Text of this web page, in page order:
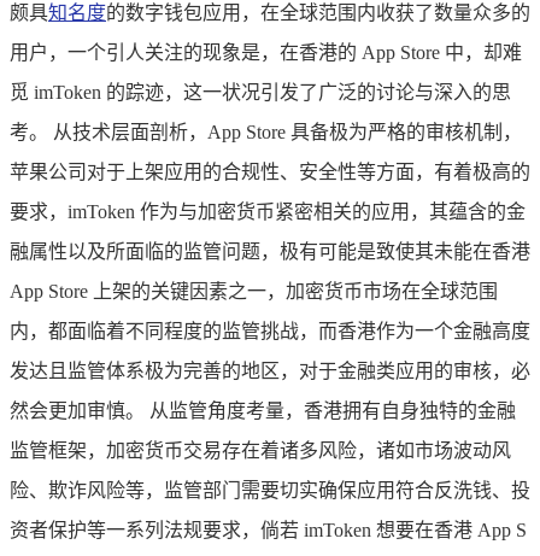
颇具知名度的数字钱包应用，在全球范围内收获了数量众多的
用户，一个引人关注的现象是，在香港的 App Store 中，却难
觅 imToken 的踪迹，这一状况引发了广泛的讨论与深入的思
考。 从技术层面剖析，App Store 具备极为严格的审核机制，
苹果公司对于上架应用的合规性、安全性等方面，有着极高的
要求，imToken 作为与加密货币紧密相关的应用，其蕴含的金
融属性以及所面临的监管问题，极有可能是致使其未能在香港
App Store 上架的关键因素之一，加密货币市场在全球范围
内，都面临着不同程度的监管挑战，而香港作为一个金融高度
发达且监管体系极为完善的地区，对于金融类应用的审核，必
然会更加审慎。 从监管角度考量，香港拥有自身独特的金融
监管框架，加密货币交易存在着诸多风险，诸如市场波动风
险、欺诈风险等，监管部门需要切实确保应用符合反洗钱、投
资者保护等一系列法规要求，倘若 imToken 想要在香港 App S